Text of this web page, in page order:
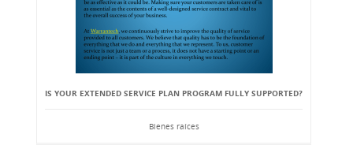
IS YOUR EXTENDED SERVICE PLAN PROGRAM FULLY SUPPORTED?
Bienes raíces